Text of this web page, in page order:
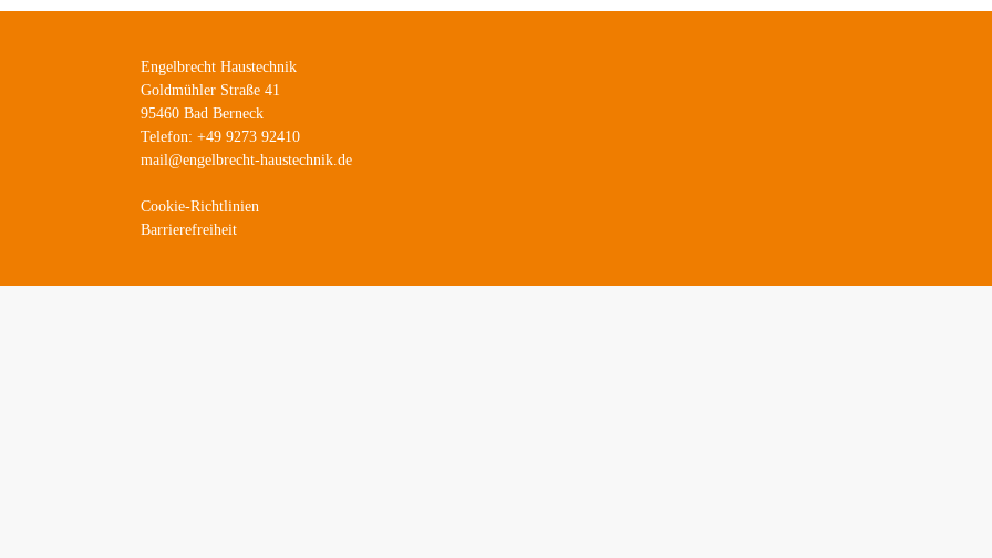
Engelbrecht Haustechnik
Goldmühler Straße 41
95460 Bad Berneck
Telefon: +49 9273 92410
mail@engelbrecht-haustechnik.de
Cookie-Richtlinien
Barrierefreiheit